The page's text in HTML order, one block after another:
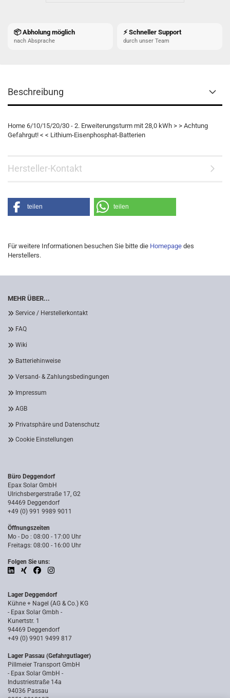
📦 Abholung möglich
nach Absprache
⚡ Schneller Support
durch unser Team
Beschreibung
Home 6/10/15/20/30 - 2. Erweiterungsturm mit 28,0 kWh > > Achtung
Gefahrgut! < < Lithium-Eisenphosphat-Batterien
Hersteller-Kontakt
teilen teilen
Für weitere Informationen besuchen Sie bitte die Homepage des
Herstellers.
MEHR ÜBER...
Service / Herstellerkontakt
FAQ
Wiki
Batteriehinweise
Versand- & Zahlungsbedingungen
Impressum
AGB
Privatsphäre und Datenschutz
Cookie Einstellungen
Büro Deggendorf
Epax Solar GmbH
Ulrichsbergerstraße 17, G2
94469 Deggendorf
+49 (0) 991 9989 9011
Öffnungszeiten
Mo - Do : 08:00 - 17:00 Uhr
Freitags: 08:00 - 16:00 Uhr
Folgen Sie uns:
Lager Deggendorf
Kühne + Nagel (AG & Co.) KG
- Epax Solar Gmbh -
Kunertstr. 1
94469 Deggendorf
+49 (0) 9901 9499 817
Lager Passau (Gefahrgutlager)
Pillmeier Transport GmbH
- Epax Solar GmbH -
Industriestraße 14a
94036 Passau